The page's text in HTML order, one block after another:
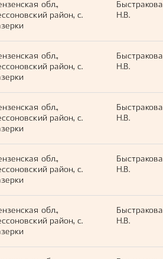
обл.,
район, с.
Быстракова
Н.В.
обл.,
район, с.
Быстракова
Н.В.
обл.,
район, с.
Быстракова
Н.В.
обл.,
район, с.
Быстракова
Н.В.
обл.,
район, с.
Быстракова
Н.В.